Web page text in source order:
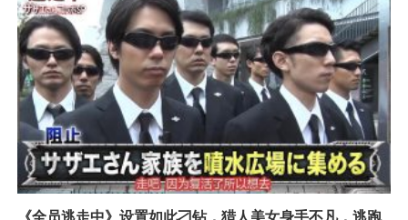
《全员逃走中》设置如此刁钻，猎人美女身手不凡，逃跑